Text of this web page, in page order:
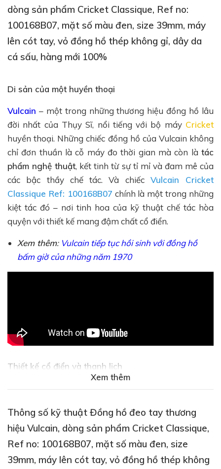
dòng sản phẩm Cricket Classique, Ref no:
100168B07, mặt số màu đen, size 39mm, máy
lên cót tay, vỏ đồng hồ thép không gỉ, dây da
cá sấu, hàng mới 100%
Di sản của một huyền thoại
Vulcain – một trong những thương hiệu đồng hồ lâu
đời nhất của Thụy Sĩ, nổi tiếng với bộ máy Cricket
huyền thoại. Những chiếc đồng hồ của Vulcain không
chỉ đơn thuần là cỗ máy đo thời gian mà còn là tác
phẩm nghệ thuật, kết tinh từ sự tỉ mỉ và đam mê của
các bậc thầy chế tác. Và chiếc Vulcain Cricket
Classique Ref: 100168B07 chính là một trong những
kiệt tác đó – nơi tinh hoa của kỹ thuật chế tác hòa
quyện với thiết kế mang đậm chất cổ điển.
Xem thêm: Vulcain tiếp tục hồi sinh với đồng hồ
bấm giờ của những năm 1970
Thiết kế cổ điển và thanh lịch
Xem thêm
Thông số kỹ thuật Đồng hồ đeo tay thương
hiệu Vulcain, dòng sản phẩm Cricket Classique,
Ref no: 100168B07, mặt số màu đen, size
39mm, máy lên cót tay, vỏ đồng hồ thép không